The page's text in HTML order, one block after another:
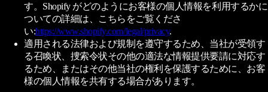
す。Shopify がどのようにお客様の個人情報を利用するかに
ついての詳細は、こちらをご覧くださ
い:https://www.shopify.com/legal/privacy.
適用される法律および規制を遵守するため、当社が受領す
る召喚状、捜索令状その他の適法な情報提供要請に対応す
るため、またはその他当社の権利を保護するために、お客
様の個人情報を共有する場合があります。